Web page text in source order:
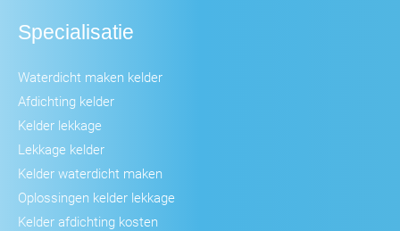
Specialisatie
Waterdicht maken kelder
Afdichting kelder
Kelder lekkage
Lekkage kelder
Kelder waterdicht maken
Oplossingen kelder lekkage
Kelder afdichting kosten